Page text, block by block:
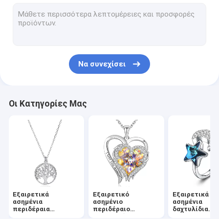
Σκουλαρίκια στεφανών συνήθειας
Εξαιρετικά ασημένια βραχιόλια κοσμήματος
Ασημένια βραχιόλια συνήθειας
Εξαιρετικές ασημένιες αλυσίδες περιδεραίων
Κοσμήματα για γράμματα
Κιβώτιο δώρων κοσμήματος
Να συνεχίσει
Οι Κατηγορίες Μας
Εξαιρετικά
ασημένια
περιδέραια
Εξαιρετικό
ασημένιο
περιδέραιο
Εξαιρετικά
ασημένια
δαχτυλίδια